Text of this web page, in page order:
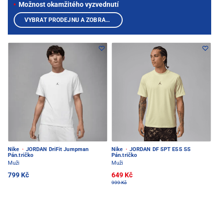
Nike · JORDAN DriFit Jumpman
Pán.tričko
Muži
799 Kč
Nike · JORDAN DF SPT ESS SS
Pán.tričko
Muži
649 Kč
999 Kč
Možnost okamžitého vyzvednutí
VYBRAT PRODEJNU A ZOBRAZIT PRODUKTY